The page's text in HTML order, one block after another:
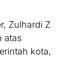
Zulhardi Z
atas
kota,